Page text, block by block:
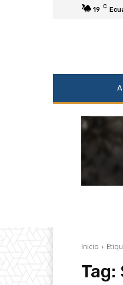
19 C
Inicio
Tag: